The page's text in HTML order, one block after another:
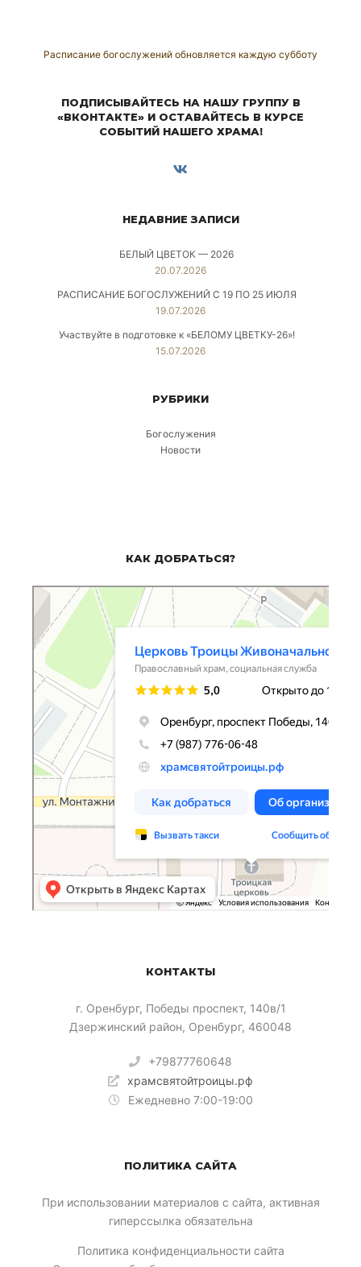
Расписание богослужений обновляется каждую субботу
ПОДПИСЫВАЙТЕСЬ НА НАШУ ГРУППУ В
«ВКОНТАКТЕ» И ОСТАВАЙТЕСЬ В КУРСЕ
СОБЫТИЙ НАШЕГО ХРАМА!
НЕДАВНИЕ ЗАПИСИ
БЕЛЫЙ ЦВЕТОК — 2026
20.07.2026
РАСПИСАНИЕ БОГОСЛУЖЕНИЙ С 19 ПО 25 ИЮЛЯ
19.07.2026
Участвуйте в подготовке к «БЕЛОМУ ЦВЕТКУ-26»!
15.07.2026
РУБРИКИ
Богослужения
Новости
КАК ДОБРАТЬСЯ?
Церковь Троицы Живоначальной
Православный храм в Оренбурге
КОНТАКТЫ
​г. Оренбург, Победы проспект, 140в/1
Дзержинский район, Оренбург, 460048
+79877760648
храмсвятойтроицы.рф
Ежедневно 7:00-19:00
ПОЛИТИКА САЙТА
При использовании материалов с сайта, активная
гиперссылка обязательна
Политика конфиденциальности сайта